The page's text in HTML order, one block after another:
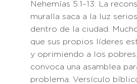
Nehemías 5:1–13: La
muralla saca a la luz
dentro de la ciudad.
que sus propios líderes
y oprimiendo a los
convoca una asamblea
problema. Versículo